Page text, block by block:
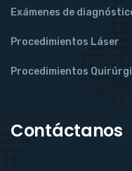
Exámenes de
Procedimientos Láser
Procedimientos
Contáctanos